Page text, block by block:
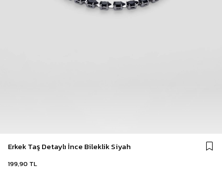
Erkek Taş Detaylı İnce Bileklik Siyah
199,90 TL